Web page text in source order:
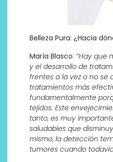
Belleza Pura: ¿Hacia
María Blasco: “Hay que
y el desarrollo de
frentes a la vez o no se
tratamientos más
fundamentalmente
tejidos. Este
tanto, es muy
saludables que
mismo, la detección
tumores cuando